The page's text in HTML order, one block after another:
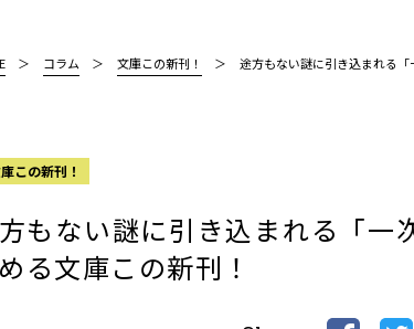
コラム 文庫この新刊！ 途方もない謎に引き込まれる
この新刊！
もない謎に引き込まれる「
る文庫この新刊！